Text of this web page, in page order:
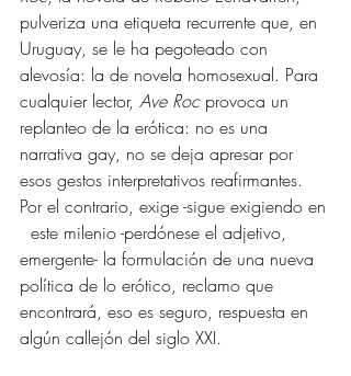
pulveriza una etiqueta recurrente que, en
Uruguay, se le ha pegoteado con
alevosía: la de novela homosexual. Para
cualquier lector, Ave Roc provoca un
replanteo de la erótica: no es una
narrativa gay, no se deja apresar por
esos gestos interpretativos reafirmantes.
Por el contrario, exige -sigue exigiendo en
  este milenio -perdónese el adjetivo,
emergente- la formulación de una nueva
política de lo erótico, reclamo que
encontrará, eso es seguro, respuesta en
algún callejón del siglo XXI.